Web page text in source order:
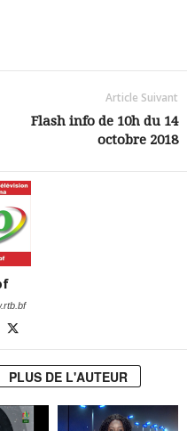
Article Suivant
Flash info de 10h du 14
octobre 2018
PLUS DE L'AUTEUR